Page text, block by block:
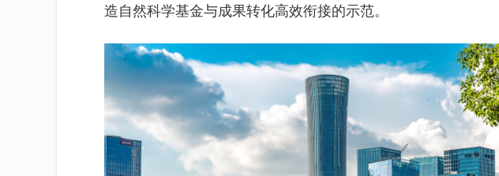
造自然科学基金与成果转化高效衔接的示范。